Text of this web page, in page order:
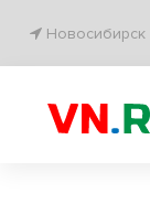
Новосибирск